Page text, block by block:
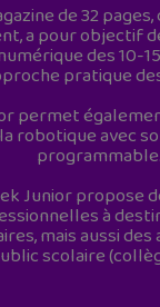
de 32
a pour objectif
des 10-
pratique
permet
robotique avec
programmable.
Junior propose
à
mais aussi
scolaire